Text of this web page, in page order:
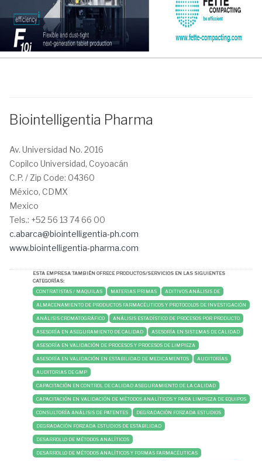
Biointelligentia Pharma
Av. Universidad No. 2016
Copilco Universidad, Coyoacán
C.P. / Zip Code: 04360
México, CDMX
Mexico
Tels.: +52 56 13 74 66 00
c.abarca@biointelligentia-ph.com
www.biointelligentia-pharma.com
ESTA EMPRESA TAMBIÉN OFRECE PRODUCTOS/SERVICIOS EN LAS SIGUIENTES
CATEGORÍAS:
CONTRATISTAS / MAQUILAS
MATERIAS PRIMAS ADITIVOS ANÁLISIS DE
ALMACENAMIENTO DE PRODUCTOS FARMACÉUTICOS Y PROTOCOLOS DE INVESTIGACIÓN
ANÁLISIS CROMATOGRÁFICO ANÁLISIS ESTADÍSTICO DE PROCESOS POR PRODUCTO
ASESORÍA EN ASEGURAMIENTO DE CALIDAD ASESORÍA EN SISTEMAS DE CALIDAD
ASESORÍA EN VALIDACIÓN DE PROCESOS Y PROCESOS DE LIMPIEZA
ASESORÍA EN VALIDACIÓN EN ESTABILIDAD DE MEDICAMENTOS AUDITORÍAS
AUDITORIAS DE GMP
CAPACITACIÓN EN CONTROL DE CALIDAD ASEGURAMIENTO DE LA CALIDAD
CAPACITACIÓN EN VALIDACIÓN DE MÉTODOS ANALÍTICOS Y PARA LIMPIEZA DE EQUIPOS
CONSULTORÍA ANÁLISIS DE PATENTES DEGRADACIÓN FORZADA ESTUDIOS
DEGRADACIÓN FORZADA ESTUDIOS DE ESTABILIDAD
DESARROLLO DE MÉTODOS ANALÍTICOS
DESARROLLO DE MÉTODOS ANALÍTICOS Y FORMAS FARMACÉUTICAS